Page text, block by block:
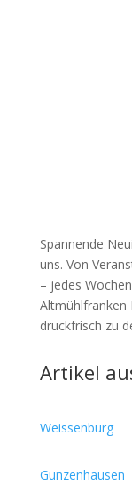
Spannende
uns. Von
– jedes
Altmühlfranken
druckfrisch zu
Artikel
Weissenburg
Gunzenhausen